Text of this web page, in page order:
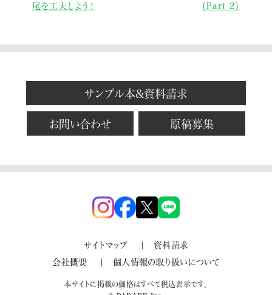
尾を工夫しよう！
（Part 2）
サンプル本&資料請求
お問い合わせ 原稿募集
サイトマップ
資料請求
会社概要
個人情報の取り扱いについて
本サイトに掲載の価格はすべて税込表示です。